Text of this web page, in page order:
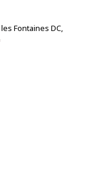
Fontaines DC,